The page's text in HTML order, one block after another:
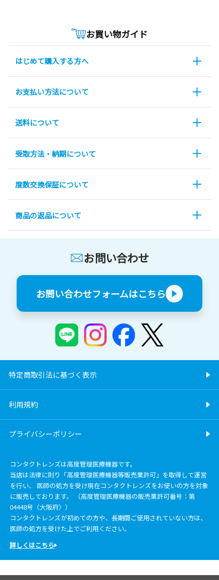
お買い物ガイド
はじめて購入する方へ
お支払い方法について
送料について
受取方法・納期について
度数交換保証について
商品の返品について
お問い合わせ
お問い合わせフォームはこちら
特定商取引法に基づく表示
利用規約
プライバシーポリシー
コンタクトレンズは高度管理医療機器です。
当店は法律に則り「高度管理医療機器等販売業許可」を取得して運営
を行い、 医師の処方を受け現在コンタクトレンズをお使いの方を対象
に販売しております。 （高度管理医療機器の販売業許可番号：第
04448号〈大阪府〉）
コンタクトレンズが初めての方や、長期間ご使用されていない方は、
医師の処方を受けた上でご利用ください。
詳しくはこちら